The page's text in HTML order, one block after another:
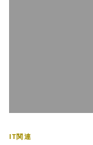
IT関連